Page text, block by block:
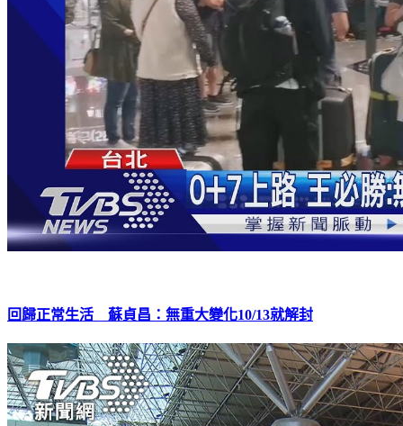
回歸正常生活 蘇貞昌：無重大變化10/13就解封